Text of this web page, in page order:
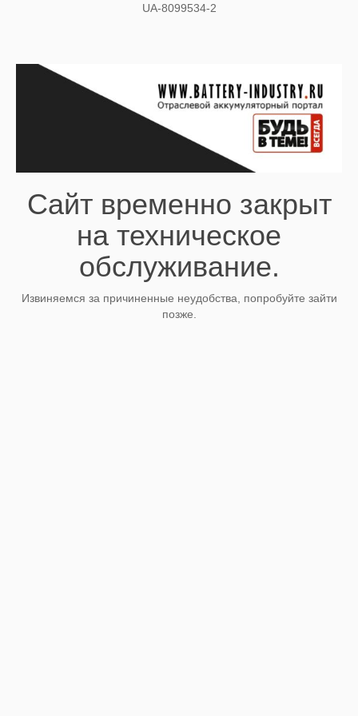
UA-8099534-2
Сайт временно закрыт
на техническое
обслуживание.
Извиняемся за причиненные неудобства, попробуйте зайти
позже.